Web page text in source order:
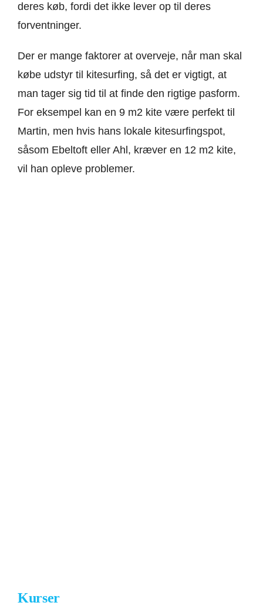
deres køb, fordi det ikke lever op til deres
forventninger.
Der er mange faktorer at overveje, når man skal
købe udstyr til kitesurfing, så det er vigtigt, at
man tager sig tid til at finde den rigtige pasform.
For eksempel kan en 9 m2 kite være perfekt til
Martin, men hvis hans lokale kitesurfingspot,
såsom Ebeltoft eller Ahl, kræver en 12 m2 kite,
vil han opleve problemer.
Kurser